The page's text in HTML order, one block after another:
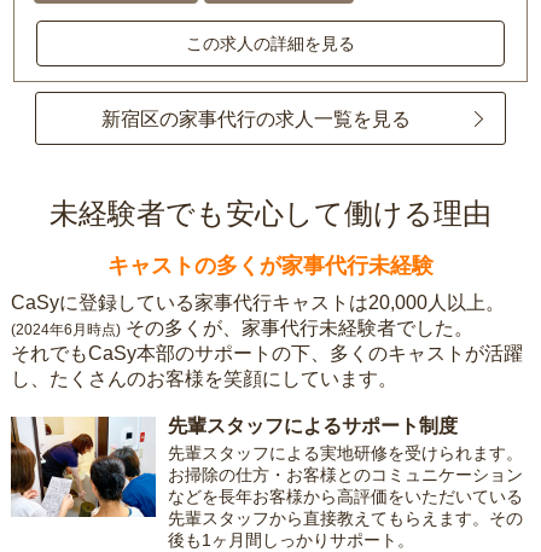
この求人の詳細を見る
新宿区の家事代行の求人一覧を見る
未経験者でも安心して働ける理由
キャストの多くが家事代行未経験
CaSyに登録している家事代行キャストは20,000人以上。
(2024年6月時点) その多くが、家事代行未経験者でした。
それでもCaSy本部のサポートの下、多くのキャストが活躍
し、たくさんのお客様を笑顔にしています。
先輩スタッフによるサポート制度
先輩スタッフによる実地研修を受けられます。
お掃除の仕方・お客様とのコミュニケーション
などを長年お客様から高評価をいただいている
先輩スタッフから直接教えてもらえます。その
後も1ヶ月間しっかりサポート。